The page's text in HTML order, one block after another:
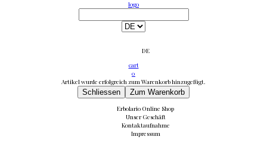
logo
DE
cart
0
Artikel wurde erfolgreich zum Warenkorb hinzugefügt.
Schliessen Zum Warenkorb
Erbolario Online Shop
Unser Geschäft
Kontaktaufnahme
Impressum